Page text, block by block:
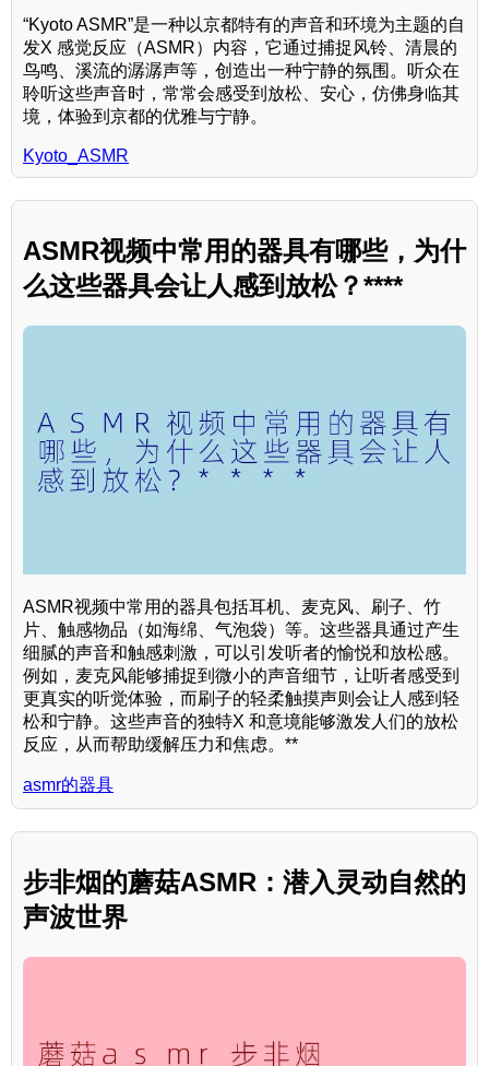
“Kyoto ASMR”是一种以京都特有的声音和环境为主题的自
发X 感觉反应（ASMR）内容，它通过捕捉风铃、清晨的
鸟鸣、溪流的潺潺声等，创造出一种宁静的氛围。听众在
聆听这些声音时，常常会感受到放松、安心，仿佛身临其
境，体验到京都的优雅与宁静。
Kyoto_ASMR
ASMR视频中常用的器具有哪些，为什
么这些器具会让人感到放松？****
ASMR视频中常用的器具包括耳机、麦克风、刷子、竹
片、触感物品（如海绵、气泡袋）等。这些器具通过产生
细腻的声音和触感刺激，可以引发听者的愉悦和放松感。
例如，麦克风能够捕捉到微小的声音细节，让听者感受到
更真实的听觉体验，而刷子的轻柔触摸声则会让人感到轻
松和宁静。这些声音的独特X 和意境能够激发人们的放松
反应，从而帮助缓解压力和焦虑。**
asmr的器具
步非烟的蘑菇ASMR：潜入灵动自然的
声波世界